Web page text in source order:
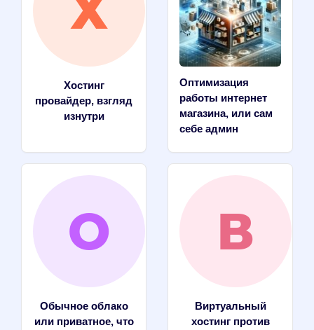
Хостинг
провайдер, взгляд
изнутри
Оптимизация
работы интернет
магазина, или сам
себе админ
Обычное облако
или приватное, что
Виртуальный
хостинг против